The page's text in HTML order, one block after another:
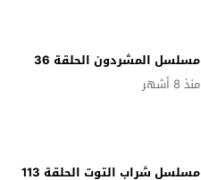
مسلسل المشردون الحلقة 36
منذ 8 أشهر
مسلسل شراب التوت الحلقة 113